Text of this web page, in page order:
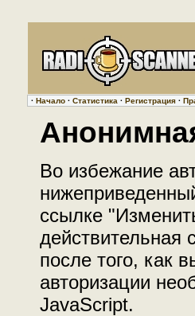
· Начало · Статистика · Регистрация ·
Во избежание
ссылке
действительная
после того, как
авторизации
JavaScript.